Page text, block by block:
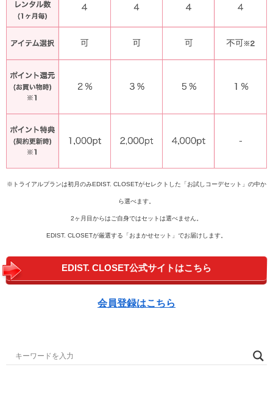
※トライアルプランは初月のみEDIST. CLOSETがセレクトした「お試しコーデセット」の中か
ら選べます。
2ヶ月目からはご自身ではセットは選べません。
EDIST. CLOSETが厳選する「おまかせセット」でお届けします。
EDIST. CLOSET公式サイトはこちら
会員登録はこちら